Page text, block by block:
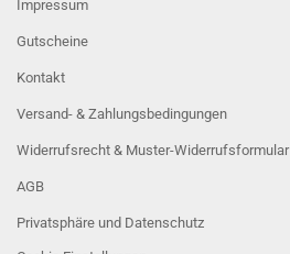
Impressum
Gutscheine
Kontakt
Versand- & Zahlungsbedingungen
Widerrufsrecht & Muster-Widerrufsformular
AGB
Privatsphäre und Datenschutz